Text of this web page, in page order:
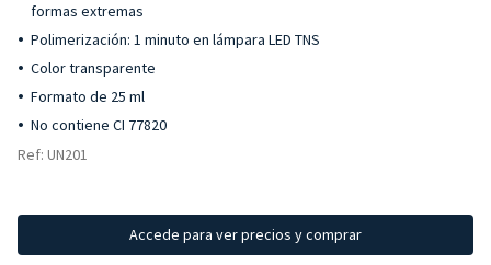
formas extremas
Polimerización: 1 minuto en lámpara LED TNS
Color transparente
Formato de 25 ml
No contiene CI 77820
Ref: UN201
Accede para ver precios y comprar